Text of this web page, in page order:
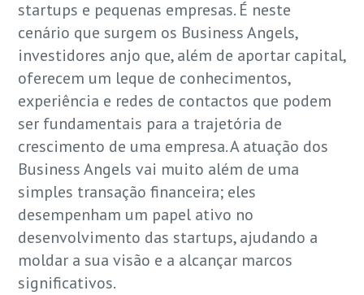
startups e pequenas empresas. É neste
cenário que surgem os Business Angels,
investidores anjo que, além de aportar capital,
oferecem um leque de conhecimentos,
experiência e redes de contactos que podem
ser fundamentais para a trajetória de
crescimento de uma empresa. A atuação dos
Business Angels vai muito além de uma
simples transação financeira; eles
desempenham um papel ativo no
desenvolvimento das startups, ajudando a
moldar a sua visão e a alcançar marcos
significativos.